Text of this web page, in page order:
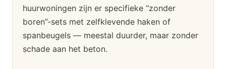
huurwoningen zijn er specifieke “zonder
boren”-sets met zelfklevende haken of
spanbeugels — meestal duurder, maar zonder
schade aan het beton.